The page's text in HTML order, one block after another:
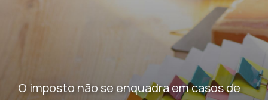
O imposto não se enquadra em casos de